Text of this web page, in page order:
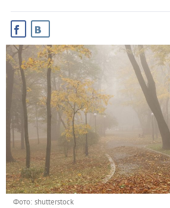
Фото: shutterstock